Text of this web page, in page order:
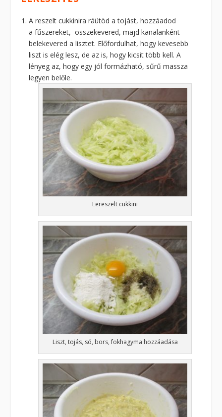
A reszelt cukkinira ráütöd a tojást, hozzáadod
a fűszereket, összekevered, majd kanalanként
belekevered a lisztet. Előfordulhat, hogy kevesebb
liszt is elég lesz, de az is, hogy kicsit több kell. A
lényeg az, hogy egy jól formázható, sűrű massza
legyen belőle.
Lereszelt cukkini
Liszt, tojás, só, bors, fokhagyma hozzáadása